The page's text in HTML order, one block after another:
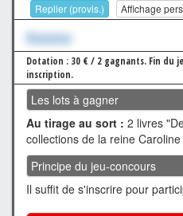
Replier (provis.) Affichage
Xxxxxxx
Dotation : 30 € / 2 gagnants. Fin du
inscription.
Les lots à gagner
Au tirage au sort : 2 livres
collections de la reine
Principe du jeu-concours
Il suffit de s'inscrire pour